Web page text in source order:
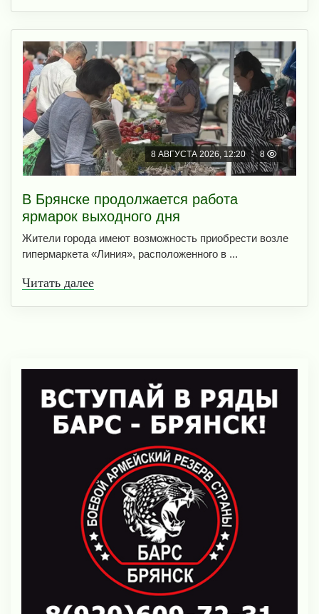
8 АВГУСТА 2026, 12:20 8
В Брянске продолжается работа
ярмарок выходного дня
Жители города имеют возможность приобрести возле
гипермаркета «Линия», расположенного в ...
Читать далее